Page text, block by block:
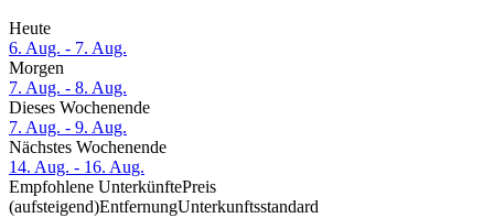
Heute
6. Aug. - 7. Aug.
Morgen
7. Aug. - 8. Aug.
Dieses Wochenende
7. Aug. - 9. Aug.
Nächstes Wochenende
14. Aug. - 16. Aug.
Empfohlene UnterkünftePreis
(aufsteigend)EntfernungUnterkunftsstandard